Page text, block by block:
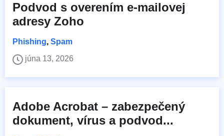
Podvod s overením e-mailovej
adresy Zoho
Phishing, Spam
júna 13, 2026
Adobe Acrobat – zabezpečený
dokument, vírus a podvod...